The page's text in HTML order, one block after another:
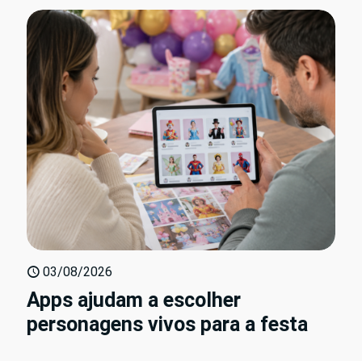
03/08/2026
Apps ajudam a escolher
personagens vivos para a festa